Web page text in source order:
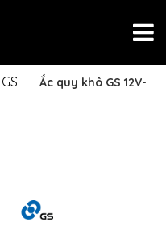
Ắc quy khô GS 12V-